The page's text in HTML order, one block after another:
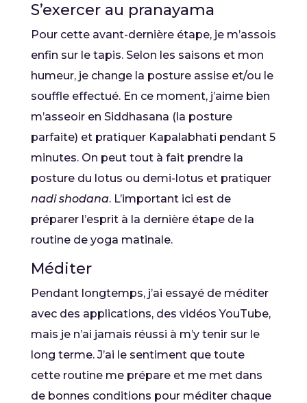
S’exercer au pranayama
Pour cette avant-dernière étape, je m’assois
enfin sur le tapis. Selon les saisons et mon
humeur, je change la posture assise et/ou le
souffle effectué. En ce moment, j’aime bien
m’asseoir en Siddhasana (la posture
parfaite) et pratiquer Kapalabhati pendant 5
minutes. On peut tout à fait prendre la
posture du lotus ou demi-lotus et pratiquer
nadi shodana. L’important ici est de
préparer l’esprit à la dernière étape de la
routine de yoga matinale.
Méditer
Pendant longtemps, j’ai essayé de méditer
avec des applications, des vidéos YouTube,
mais je n’ai jamais réussi à m’y tenir sur le
long terme. J’ai le sentiment que toute
cette routine me prépare et me met dans
de bonnes conditions pour méditer chaque